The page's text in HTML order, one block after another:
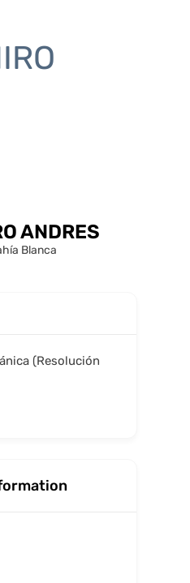
ANDRES
Blanca
(Resolución